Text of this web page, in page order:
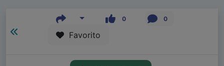
0 0
Favorito